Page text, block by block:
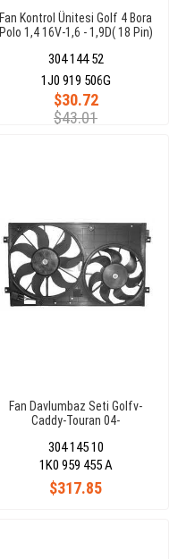
Fan Kontrol Ünitesi Golf 4 Bora
Polo 1,4 16V-1,6 - 1,9D( 18 Pin)
304 144 52
$30.72
$43.01
1J0 919 506G
Fan Davlumbaz Seti Golfv-
Caddy-Touran 04-
304 145 10
$317.85
1K0 959 455 A